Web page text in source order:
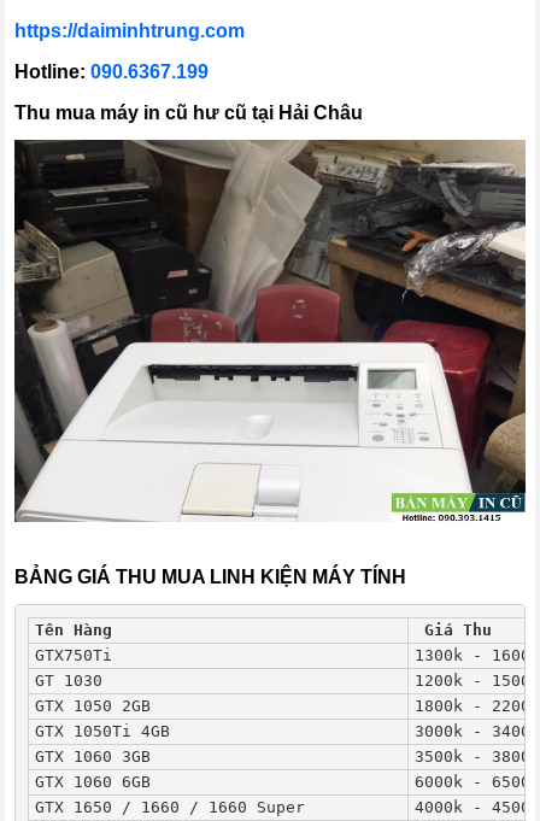
https://daiminhtrung.com
Hotline:090.6367.199
Thu mua máy in cũ hư cũ tại Hải Châu
BẢNG GIÁ THU MUA LINH KIỆN MÁY TÍNH
Tên Hàng
Giá Thu
GTX750Ti
1300k - 1600k
GT 1030
1200k - 1500k
GTX 1050 2GB
1800k - 2200k
GTX 1050Ti 4GB
3000k - 3400k
GTX 1060 3GB
3500k - 3800k
GTX 1060 6GB
6000k - 6500k
GTX 1650 / 1660 / 1660 Super
4000k -